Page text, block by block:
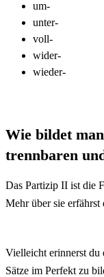
um-
unter-
voll-
wider-
wieder-
Wie bildet
trennbaren
Das Partizip II ist die
Mehr über sie erfährst
Vielleicht erinnerst du
Sätze im Perfekt zu